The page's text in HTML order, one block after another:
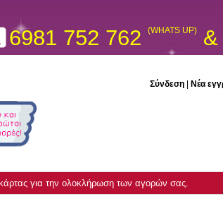
6981 752 762(WHATS UP) &
Σύνδεση Νέα
για την ολοκλήρωση των αγορών σας.